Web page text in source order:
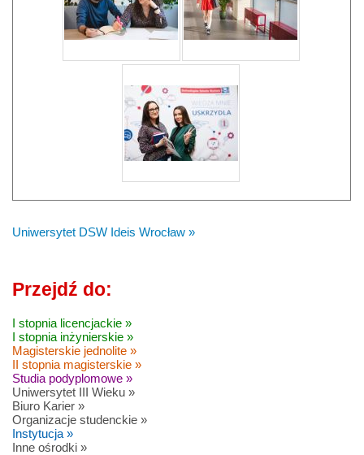
Uniwersytet DSW Ideis Wrocław »
Przejdź do:
I stopnia licencjackie »
I stopnia inżynierskie »
Magisterskie jednolite »
II stopnia magisterskie »
Studia podyplomowe »
Uniwersytet III Wieku »
Biuro Karier »
Organizacje studenckie »
Instytucja »
Inne ośrodki »